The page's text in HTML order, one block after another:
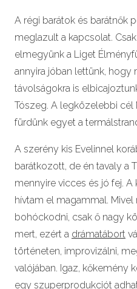
A régi barátok és barátnők
meglazult a kapcsolat.
elmegyünk a Liget
annyira jóban lettünk, hogy
távolságokra is
Tószeg. A legközelebbi cél
fürdünk egyet a
A szerény kis Evelinnel
barátkozott, de én tavaly a
mennyire vicces és jó fej.
hívtam el magammal.
bohóckodni, csak ő nagy
mert, ezért a drámatábort
történeten, improvizálni,
valójában. Igaz, kőkemény
egy szuperprodukciót